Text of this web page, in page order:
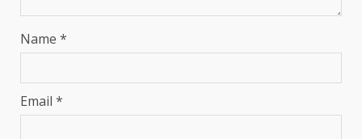
Name *
Email *